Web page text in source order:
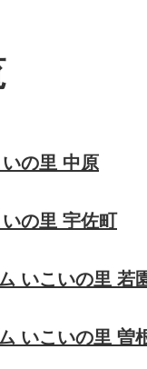
の里 中原
の里 宇佐町
いこいの里 若
いこいの里 曽